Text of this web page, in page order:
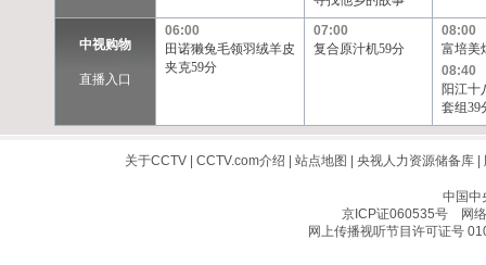
中视购物
直播入口
06:00
田诺獭兔毛领羽绒羊皮
夹克59分
07:00
复合原汁机59分
08:00
富培美
08:40
阳江十
套组39
关于CCTV| CCTV.com介绍 站点地图 央视人力资源储备库|
中国中
京ICP证060535号网络
网上传播视听节目许可证号